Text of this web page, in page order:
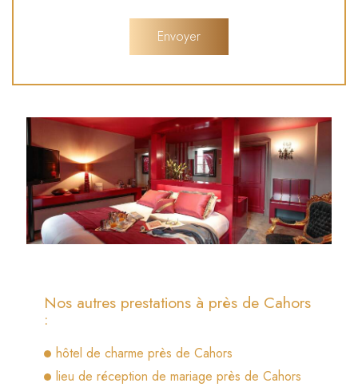
Nos autres prestations à près de Cahors
:
hôtel de charme près de Cahors
lieu de réception de mariage près de Cahors